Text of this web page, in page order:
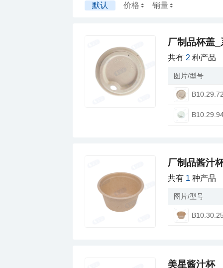
默认 价格 销量
厂制品杯盖
共有 2 种产品
图片/型号
厂制品酱汁
共有 1 种产品
图片/型号
美星酱汁杯